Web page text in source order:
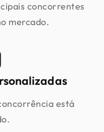
concorrentes
mercado.
está